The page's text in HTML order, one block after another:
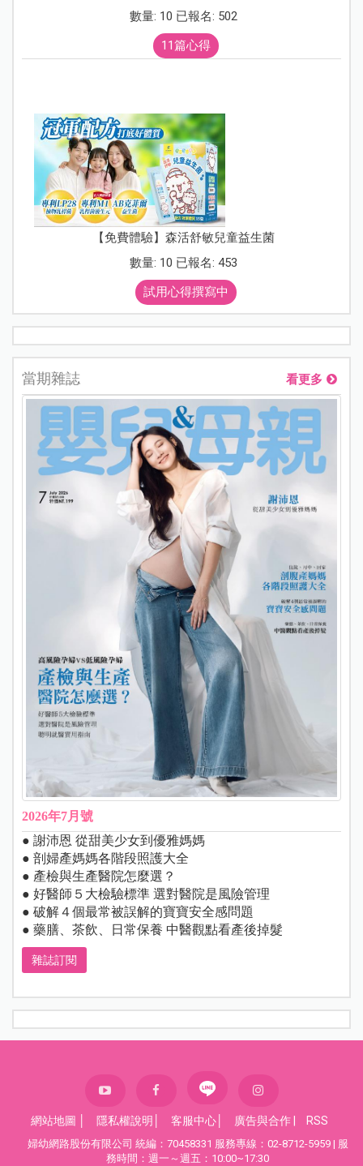
數量: 10 已報名: 502
11篇心得
【免費體驗】森活舒敏兒童益生菌
數量: 10 已報名: 453
試用心得撰寫中
當期雜誌 看更多
2026年7月號
● 謝沛恩 從甜美少女到優雅媽媽
● 剖婦產媽媽各階段照護大全
● 產檢與生產醫院怎麼選？
● 好醫師５大檢驗標準 選對醫院是風險管理
● 破解４個最常被誤解的寶寶安全感問題
● 藥膳、茶飲、日常保養 中醫觀點看產後掉髮
雜誌訂閱
網站地圖 隱私權說明 客服中心 廣告與合作 RSS
婦幼網路股份有限公司 統編：70458331 服務專線：02-8712-5959 | 服
務時間：週一～週五：10:00~17:30